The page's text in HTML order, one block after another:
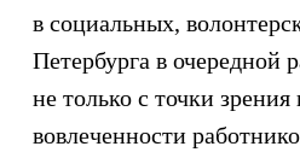
в социальных,
Петербурга в очередной
не только с точки
вовлеченности